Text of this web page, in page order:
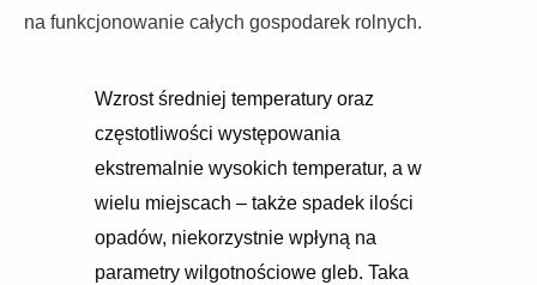
na funkcjonowanie całych gospodarek rolnych.
Wzrost średniej temperatury oraz
częstotliwości występowania
ekstremalnie wysokich temperatur, a w
wielu miejscach – także spadek ilości
opadów, niekorzystnie wpłyną na
parametry wilgotnościowe gleb. Taka